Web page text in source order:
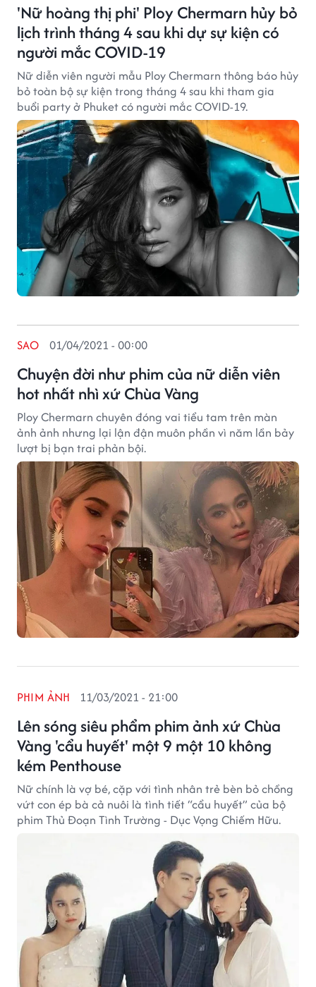
'Nữ hoàng thị phi' Ploy Chermarn hủy bỏ
lịch trình tháng 4 sau khi dự sự kiện có
người mắc COVID-19
Nữ diễn viên người mẫu Ploy Chermarn thông báo hủy
bỏ toàn bộ sự kiện trong tháng 4 sau khi tham gia
buổi party ở Phuket có người mắc COVID-19.
Chuyện đời như phim của nữ diễn viên
hot nhất nhì xứ Chùa Vàng
SAO 01/04/2021 - 00:00
Ploy Chermarn chuyên đóng vai tiểu tam trên màn
ảnh ảnh nhưng lại lận đận muôn phần vì năm lần bảy
lượt bị bạn trai phản bội.
Lên sóng siêu phẩm phim ảnh xứ Chùa
Vàng 'cẩu huyết' một 9 một 10 không
kém Penthouse
PHIM ẢNH 11/03/2021 - 21:00
Nữ chính là vợ bé, cặp với tình nhân trẻ bèn bỏ chồng
vứt con ép bà cả nuôi là tình tiết “cẩu huyết” của bộ
phim Thủ Đoạn Tình Trường - Dục Vọng Chiếm Hữu.